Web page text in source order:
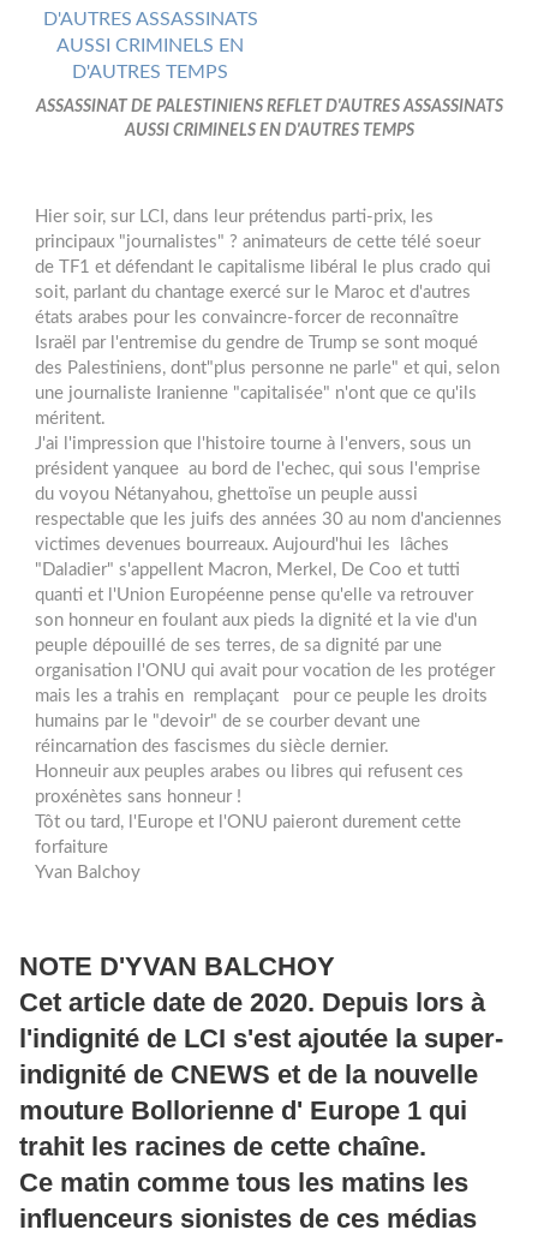
ASSASSINAT DE PALESTINIENS REFLET D'AUTRES ASSASSINATS
AUSSI CRIMINELS EN D'AUTRES TEMPS
Hier soir, sur LCI, dans leur prétendus parti-prix, les
principaux "journalistes" ? animateurs de cette télé soeur
de TF1 et défendant le capitalisme libéral le plus crado qui
soit, parlant du chantage exercé sur le Maroc et d'autres
états arabes pour les convaincre-forcer de reconnaître
Israël par l'entremise du gendre de Trump se sont moqué
des Palestiniens, dont"plus personne ne parle" et qui, selon
une journaliste Iranienne "capitalisée" n'ont que ce qu'ils
méritent.
J'ai l'impression que l'histoire tourne à l'envers, sous un
président yanquee au bord de l'echec, qui sous l'emprise
du voyou Nétanyahou, ghettoïse un peuple aussi
respectable que les juifs des années 30 au nom d'anciennes
victimes devenues bourreaux. Aujourd'hui les lâches
"Daladier" s'appellent Macron, Merkel, De Coo et tutti
quanti et l'Union Européenne pense qu'elle va retrouver
son honneur en foulant aux pieds la dignité et la vie d'un
peuple dépouillé de ses terres, de sa dignité par une
organisation l'ONU qui avait pour vocation de les protéger
mais les a trahis en remplaçant pour ce peuple les droits
humains par le "devoir" de se courber devant une
réincarnation des fascismes du siècle dernier.
Honneuir aux peuples arabes ou libres qui refusent ces
proxénètes sans honneur !
Tôt ou tard, l'Europe et l'ONU paieront durement cette
forfaiture
Yvan Balchoy
NOTE D'YVAN BALCHOY
Cet article date de 2020. Depuis lors à
l'indignité de LCI s'est ajoutée la super-
indignité de CNEWS et de la nouvelle
mouture Bollorienne d' Europe 1 qui
trahit les racines de cette chaîne.
Ce matin comme tous les matins les
influenceurs sionistes de ces médias